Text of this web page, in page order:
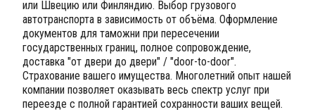
или Швецию или Финляндию. Выбор грузового
автотранспорта в зависимость от объёма. Оформление
документов для таможни при пересечении
государственных границ, полное сопровождение,
доставка "от двери до двери" / "door-to-door".
Страхование вашего имущества. Многолетний опыт нашей
компании позволяет оказывать весь спектр услуг при
переезде с полной гарантией сохранности ваших вещей.